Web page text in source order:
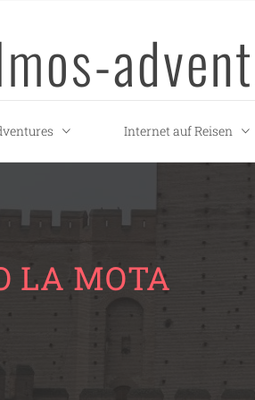
Internet auf Reisen
LA MOTA